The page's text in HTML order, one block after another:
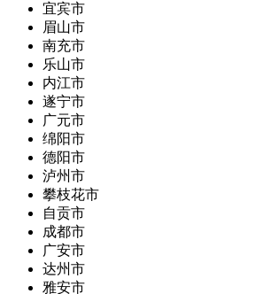
宜宾市
眉山市
南充市
乐山市
内江市
遂宁市
广元市
绵阳市
德阳市
泸州市
攀枝花市
自贡市
成都市
广安市
达州市
雅安市